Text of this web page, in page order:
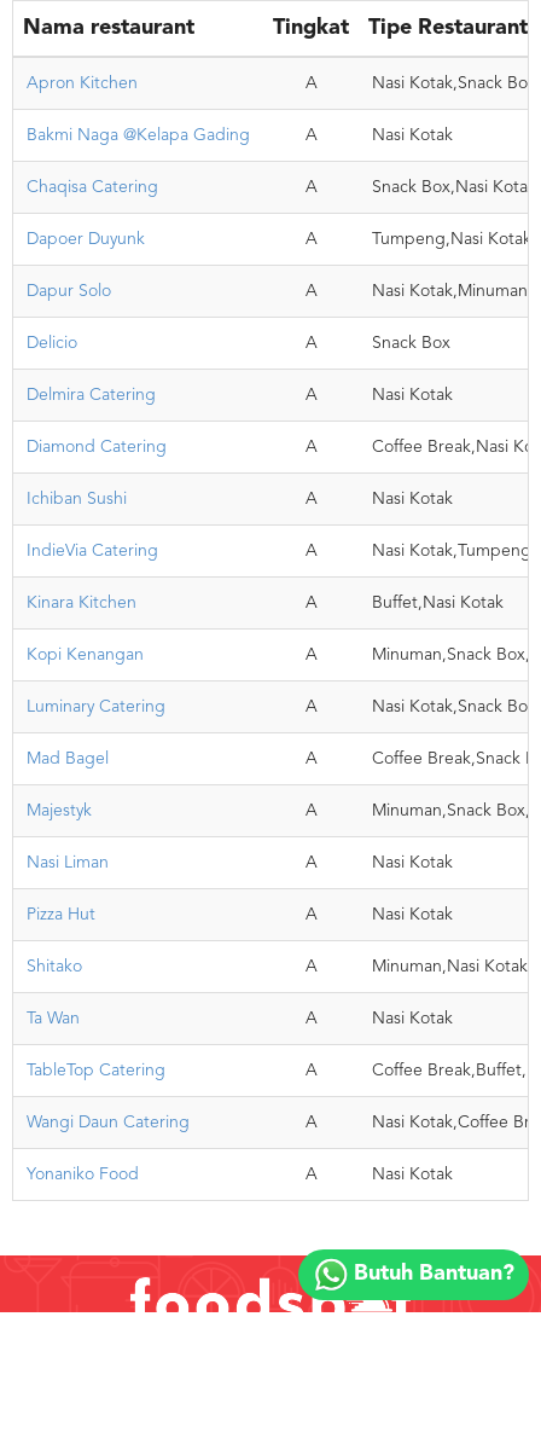
©
FOODSPOT.CO.ID
Nama restaurant Tingkat Tipe Restaurant
Apron Kitchen A Nasi Kotak,Snack Box
Bakmi Naga @Kelapa Gading A Nasi Kotak
Chaqisa Catering A Snack Box,Nasi Kotak
Dapoer Duyunk A Tumpeng,Nasi Kotak
Dapur Solo A Nasi
Delicio A Snack Box
Delmira Catering A Nasi Kotak
Diamond Catering A Coffee Break,Nasi
Ichiban Sushi A Nasi Kotak
IndieVia Catering A Nasi Kotak,Tumpeng
Kinara Kitchen A Buffet,Nasi Kotak
Kopi Kenangan A Minuman,Snack
Luminary Catering A Nasi Kotak,Snack Box
Mad Bagel A Coffee Break,Snack
Majestyk A Minuman,Snack
Nasi Liman A Nasi Kotak
Pizza Hut A Nasi Kotak
Shitako A Minuman,Nasi Kotak
Ta Wan A Nasi Kotak
TableTop Catering A Coffee
Wangi Daun Catering A Nasi Kotak,Coffee
Yonaniko Food A Nasi Kotak
Butuh Bantuan?